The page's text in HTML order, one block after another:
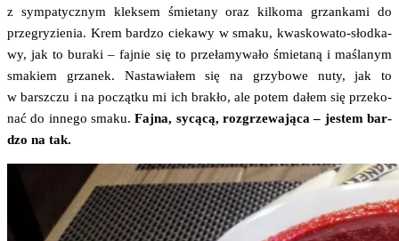
z sym­pa­tycz­nym klek­sem śmie­ta­ny oraz kil­ko­ma grzan­ka­mi do
prze­gry­zie­nia. Krem bar­dzo cie­ka­wy w sma­ku, kwa­sko­wa­to-słod­ka­
wy, jak to bura­ki – faj­nie się to prze­ła­my­wa­ło śmie­ta­ną i maśla­nym
sma­kiem grza­nek. Nasta­wia­łem się na grzy­bo­we nuty, jak to
w barsz­czu i na począt­ku mi ich bra­kło, ale potem dałem się prze­ko­
nać do inne­go sma­ku.Faj­na, sycą­cą, roz­grze­wa­ją­ca – jestem bar­
dzo na tak.